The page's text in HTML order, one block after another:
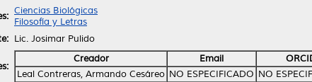
Ciencias Biológicas
Filosofía y Letras
Lic. Josimar Pulido
Creador Email
Leal Contreras, Armando Cesáreo NO ESPECIFICADO NO